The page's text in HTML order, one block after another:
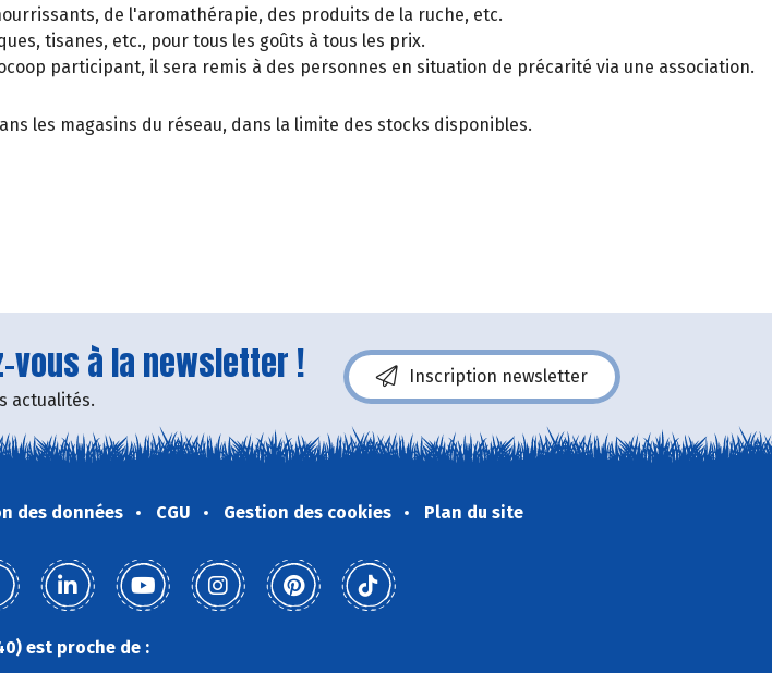
de l'aromathérapie, des produits de la ruche, etc.
tisanes, etc., pour tous les goûts à tous les prix.
participant, il sera remis à des personnes en situation de précarité via une association.
les magasins du réseau, dans la limite des stocks disponibles.
vous à la newsletter !
actualités.
Inscription newsletter
des données CGU Gestion des cookies Plan du site
est proche de :